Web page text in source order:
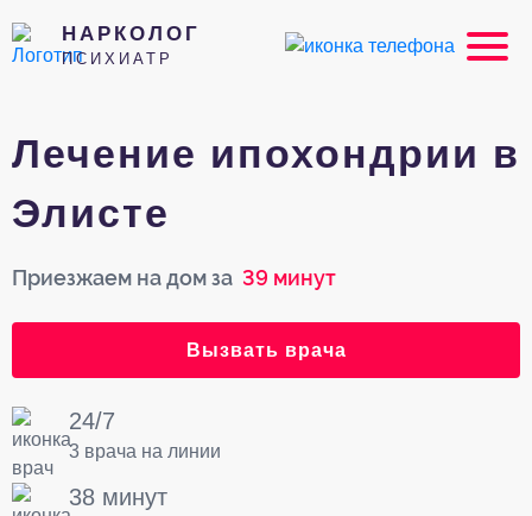
НАРКОЛОГ
ПСИХИАТР
Лечение ипохондрии в
Элисте
Приезжаем на дом за 39 минут
Вызвать врача
24/7
3 врача на линии
38 минут